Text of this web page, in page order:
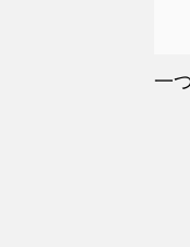
一